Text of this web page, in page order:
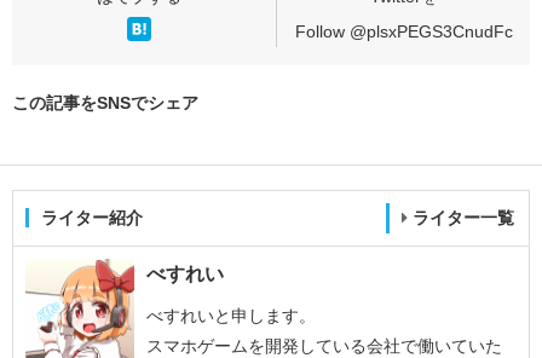
Follow @plsxPEGS3CnudFc
この記事をSNSでシェア
ライター紹介 ライター一覧
べすれい
べすれいと申します。
スマホゲームを開発している会社で働いていた